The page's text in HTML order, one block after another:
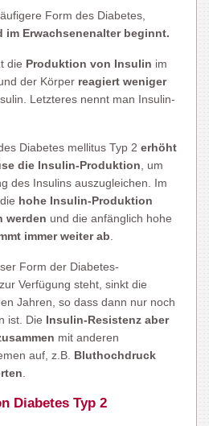
Form des Diabetes,
im Erwachsenenalter beginnt.
die Produktion von Insulin im
der Körper reagiert weniger
Letzteres nennt man Insulin-
Diabetes mellitus Typ 2 erhöht
die Insulin-Produktion , um
des Insulins auszugleichen. Im
hohe Insulin-Produktion
werden und die anfänglich hohe
immer weiter ab
Form der Diabetes-
Verfügung steht, sinkt die
Jahren, so dass dann nur noch
ist. Die Insulin-Resistenz aber
mit anderen
auf, z.B. Bluthochdruck
Diabetes Typ 2